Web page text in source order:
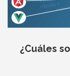
¿Cuáles